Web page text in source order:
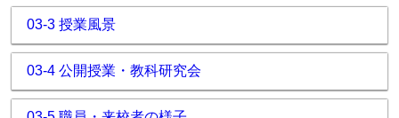
03-3 授業風景
03-4 公開授業・教科研究会